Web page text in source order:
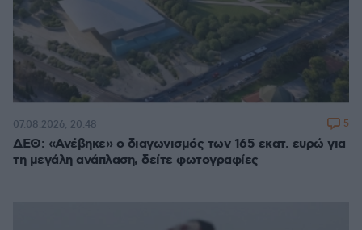
ΔΕΘ: «Ανέβηκε» ο διαγωνισμός των 165 εκατ. ευρώ για
τη μεγάλη ανάπλαση, δείτε φωτογραφίες
07.08.2026, 20:48 5